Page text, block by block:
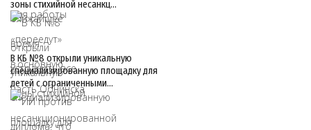
зоны стихийной несанкц…
В КБ №8 открыли уникальную
специализированную площадку для
детей с ограниченными…